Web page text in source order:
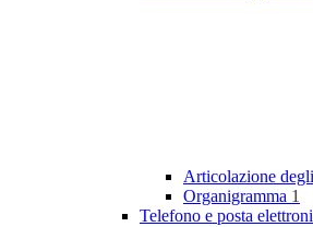
Articolazione
Organigramma 1
Telefono e posta